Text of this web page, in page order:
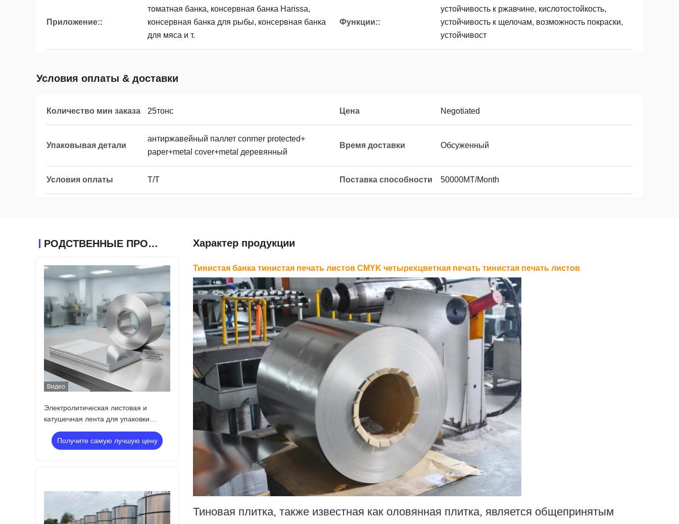
Приложение::
томатная банка, консервная банка Harissa,
консервная банка для рыбы, консервная банка
для мяса и т.
Функции::
устойчивость к ржавчине, кислотостойкость,
устойчивость к щелочам, возможность покраски,
устойчивост
Условия оплаты & доставки
Количество мин заказа 25тонс Цена Negotiated
Упаковывая детали
антиржавейный паллет conrner protected+
paper+metal cover+metal деревянный
Время доставки Обсуженный
Условия оплаты T/T Поставка способности 50000MT/Month
РОДСТВЕННЫЕ ПРОДУКТЫ
Видео
Электролитическая листовая и
катушечная лента для упаковки
пищевых продуктов с коррозионной
стойкостью и настраиваемым
оловянным покрытием
Получите самую лучшую цену
Характер продукции
Тинистая банка тинистая печать листов CMYK четырехцветная печать тинистая печать листов
Тиновая плитка, также известная как оловянная плитка, является общепринятым